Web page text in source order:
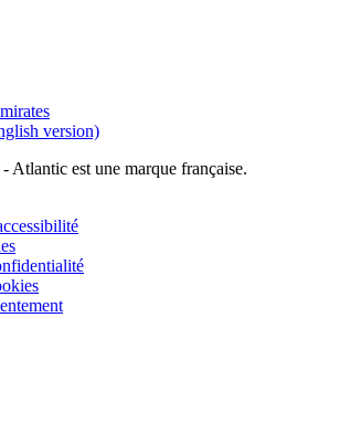
version)
est une marque française.